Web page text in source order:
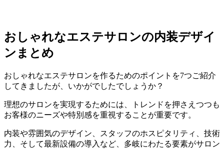
おしゃれなエステサロンの内装デザイ
ンまとめ
おしゃれなエステサロンを作るためのポイントを7つご紹介
してきましたが、いかがでしたでしょうか？
理想のサロンを実現するためには、トレンドを押さえつつも
お客様のニーズや特別感を重視することが重要です。
内装や雰囲気のデザイン、スタッフのホスピタリティ、技術
力、そして最新設備の導入など、多岐にわたる要素がサロン